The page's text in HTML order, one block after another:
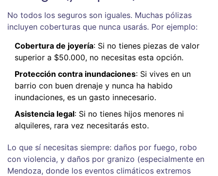
No todos los seguros son iguales. Muchas pólizas
incluyen coberturas que nunca usarás. Por ejemplo:
Cobertura de joyería: Si no tienes piezas de valor
superior a $50.000, no necesitas esta opción.
Protección contra inundaciones: Si vives en un
barrio con buen drenaje y nunca ha habido
inundaciones, es un gasto innecesario.
Asistencia legal: Si no tienes hijos menores ni
alquileres, rara vez necesitarás esto.
Lo que sí necesitas siempre: daños por fuego, robo
con violencia, y daños por granizo (especialmente en
Mendoza, donde los eventos climáticos extremos